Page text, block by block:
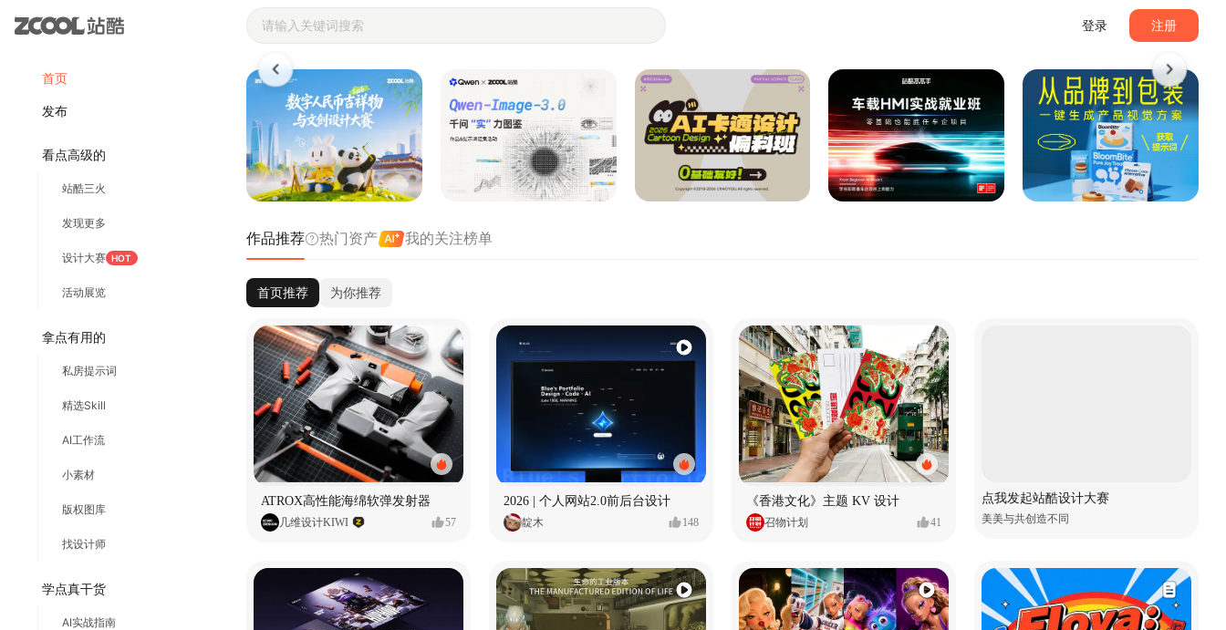
首页
发布
看点高级的
站酷三火
发现更多
设计大赛 HOT
活动展览
拿点有用的
私房提示词
精选Skill
AI工作流
小素材
版权图库
找设计师
学点真干货
AI实战指南
登录 注册
站酷ZCOOL - 设计师们都在站酷
作品推荐 热门资产 我的关注榜单
首页推荐 为你推荐
ATROX高性能海绵软弹发射器
几维设计KIWI 57
2026 | 个人网站2.0前后台设计
靛木 148
《香港文化》主题 KV 设计
召物计划 41
点我发起站酷设计大赛
美美与共创造不同